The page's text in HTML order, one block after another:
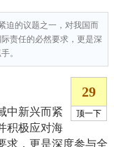
迫的议题之一，对我国而
责任的必然要求，更是深
。
中新兴而紧
积极应对海
求，更是深度参与全